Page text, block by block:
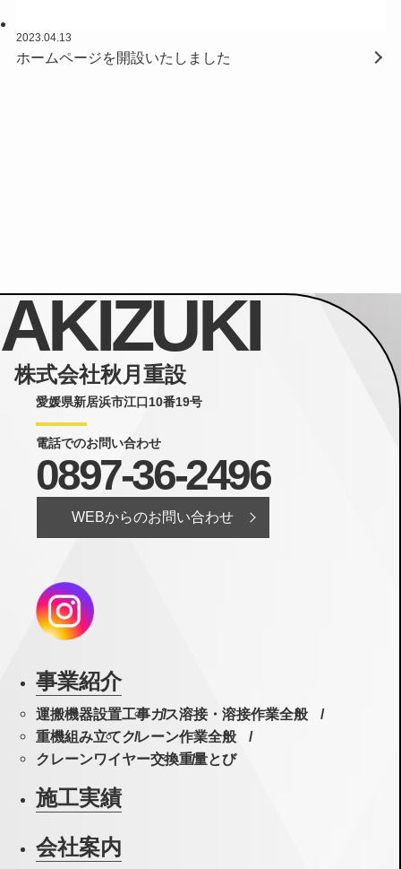
2023.04.13
ホームページを開設いたしました
AKIZUKI
株式会社秋月重設
愛媛県新居浜市江口10番19号
電話でのお問い合わせ
0897-36-2496
WEBからのお問い合わせ
事業紹介
運搬機器設置工事ガス溶接・溶接作業全般
重機組み立てクレーン作業全般
クレーンワイヤー交換重量とび
施工実績
会社案内